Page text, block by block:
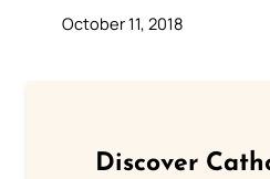
October 11, 2018
Discover